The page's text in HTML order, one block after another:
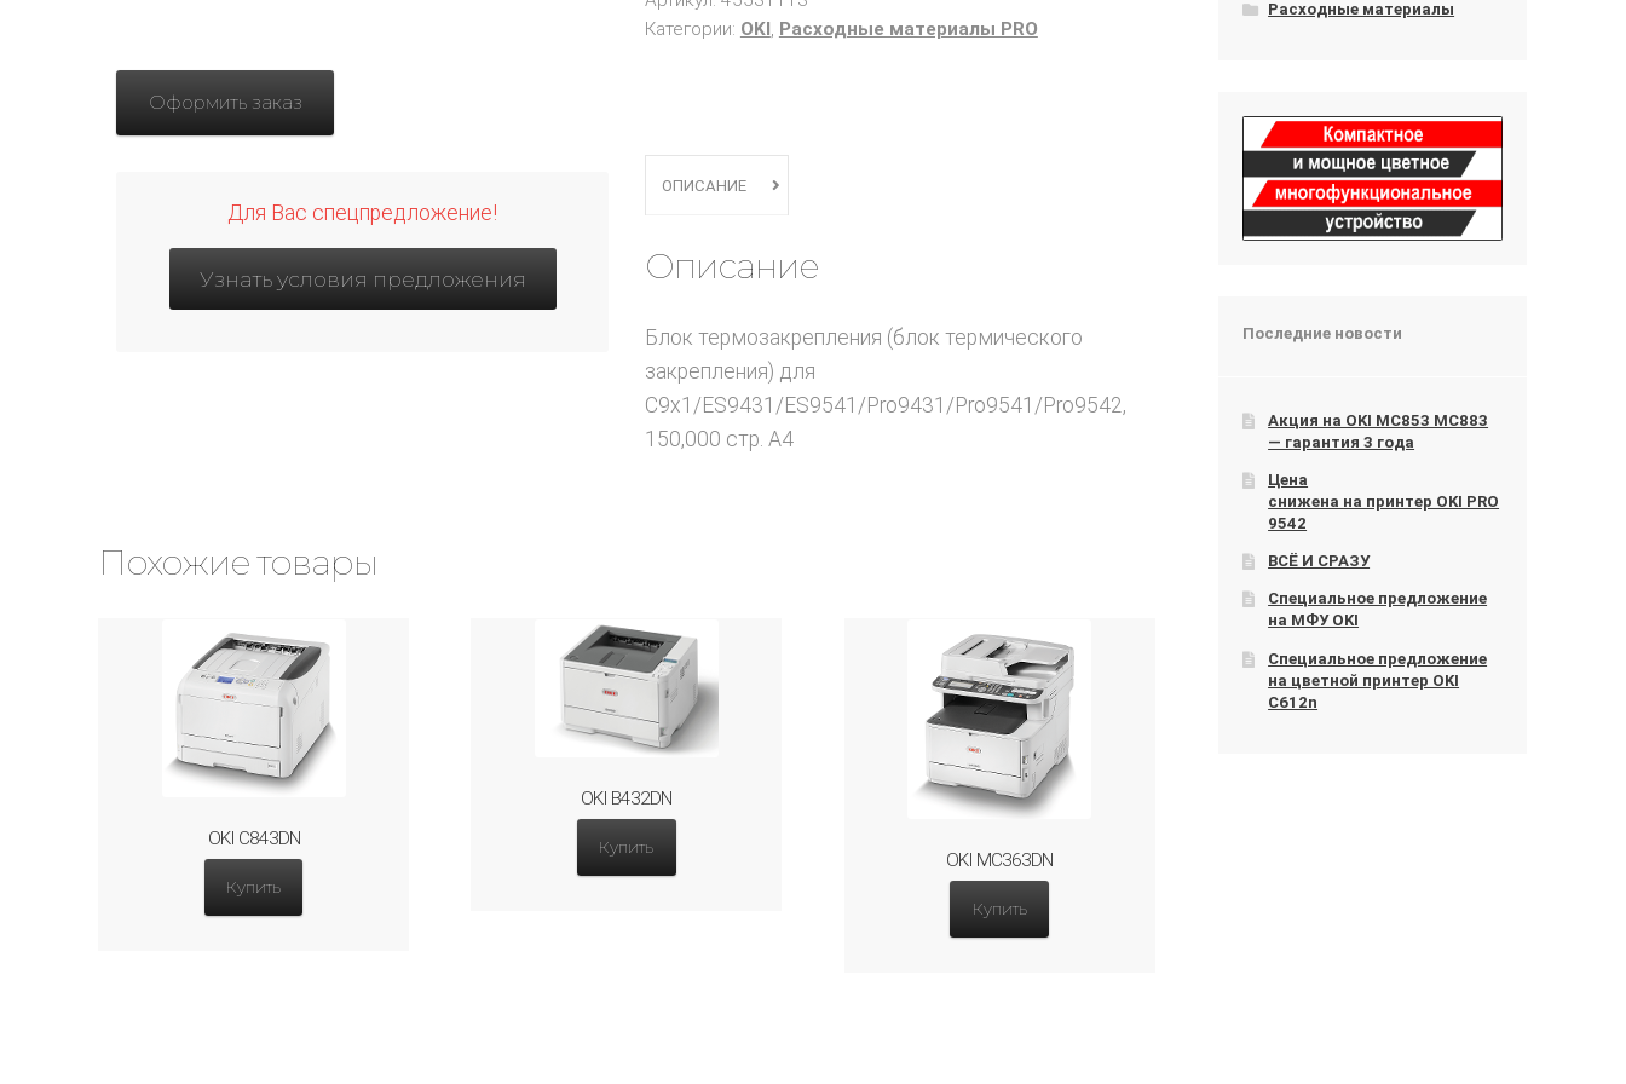
Оформить заказ
Для Вас спецпредложение!
Узнать условия предложения
Категории: OKI , Расходные материалы PRO
ОПИСАНИЕ
Описание
Блок термозакрепления (блок термического
закрепления) для
C9x1/ES9431/ES9541/Pro9431/Pro9541/Pro9542,
150,000 стр. A4
Похожие товары
OKI C843DN
Купить
OKI B432DN
Купить
OKI MC363DN
Купить
Расходные материалы
Последние новости
Акция на OKI МС853 МС883
— гарантия 3 года
Цена
снижена на принтер OKI PRO
9542
ВСЁ И СРАЗУ
Специальное предложение
на МФУ OKI
Специальное предложение
на цветной принтер OKI
C612n